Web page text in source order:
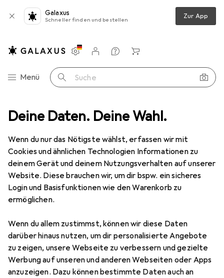
Deine Daten. Deine Wahl.
Wenn du nur das Nötigste wählst, erfassen wir mit
Cookies und ähnlichen Technologien Informationen zu
deinem Gerät und deinem Nutzungsverhalten auf unserer
Website. Diese brauchen wir, um dir bspw. ein sicheres
Login und Basisfunktionen wie den Warenkorb zu
ermöglichen.
Wenn du allem zustimmst, können wir diese Daten
darüber hinaus nutzen, um dir personalisierte Angebote
zu zeigen, unsere Webseite zu verbessern und gezielte
Werbung auf unseren und anderen Webseiten oder Apps
anzuzeigen. Dazu können bestimmte Daten auch an
Galaxus
Schneller finden und bestellen Zur App
Navigation nach Kategorien
Menü Suche
Einstellungen
Kundenkonto
Vergleichslisten
Merklisten
Warenkorb
Geräte Schutzfolie Dipos Blickschutzfolie 4-Way Privacy
4 Bilder
DiposBlickschutzfolie 4-Way Privacy
EUR
13,95
2
Bewertungen